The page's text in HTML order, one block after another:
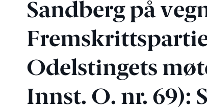
Sandberg på
Odelstingets
Innst. O. nr. 69):